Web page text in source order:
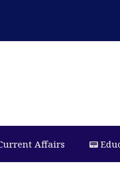
Affairs 📟